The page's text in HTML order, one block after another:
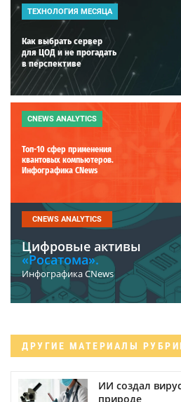
ТЕХНОЛОГИЯ МЕСЯЦА
Как выбрать сервер
для ЦОД и не прогадать
в перспективе
CNEWS ANALYTICS
Топ-10 сфер применения
квантовых компьютеров.
Инфографика CNews
CNEWS ANALYTICS
Цифровые активы
«Росатома».
Инфографика CNews
ДРУГИЕ МАТЕРИАЛЫ
ИИ создал
природе